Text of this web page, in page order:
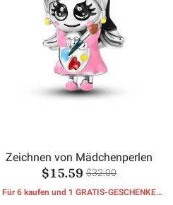
Zeichnen von Mädchenperlen
$15.59 $32.00
Für 6 kaufen und 1 GRATIS-GESCHENKE